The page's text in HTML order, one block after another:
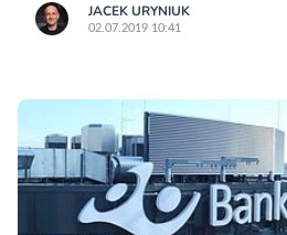
JACEK URYNIUK
02.07.2019 10:41